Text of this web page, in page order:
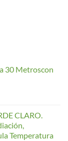
30 Metroscon
CLARO.
Temperatura